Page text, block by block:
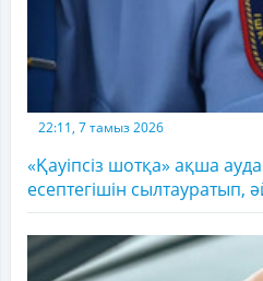
22:11, 7 тамыз 2026
«Қауіпсіз шотқа» ақша
есептегішін сылтауратып,